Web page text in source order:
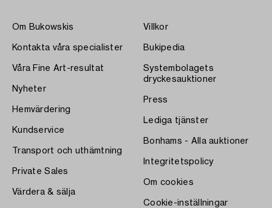
Om Bukowskis
Kontakta våra specialister
Våra Fine Art-resultat
Nyheter
Hemvärdering
Kundservice
Transport och uthämtning
Private Sales
Värdera & sälja
Villkor
Bukipedia
Systembolagets
dryckesauktioner
Press
Lediga tjänster
Bonhams - Alla auktioner
Integritetspolicy
Om cookies
Cookie-inställningar